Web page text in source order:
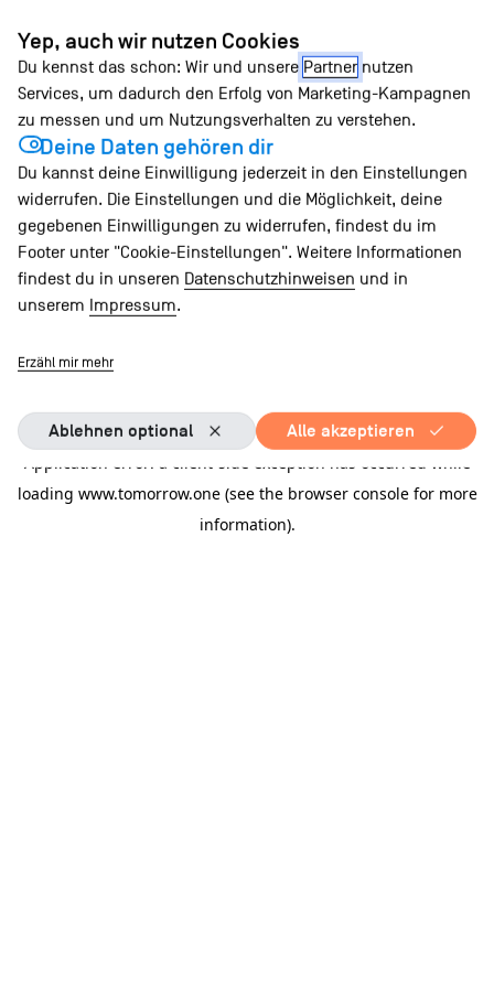
Zum
Inhalt
springen
Application error: a client-side exception has occurred while
loading www.tomorrow.one (see the browser console for more
information).
Yep, auch wir nutzen Cookies
Du kennst das schon: Wir und unsere Partner nutzen
Services, um dadurch den Erfolg von Marketing-Kampagnen
zu messen und um Nutzungsverhalten zu verstehen.
Deine Daten gehören dir
Du kannst deine Einwilligung jederzeit in den Einstellungen
widerrufen. Die Einstellungen und die Möglichkeit, deine
gegebenen Einwilligungen zu widerrufen, findest du im
Footer unter "Cookie-Einstellungen". Weitere Informationen
findest du in unseren Datenschutzhinweisen und in
unserem Impressum.
Erzähl mir mehr
Ablehnen optional Alle akzeptieren